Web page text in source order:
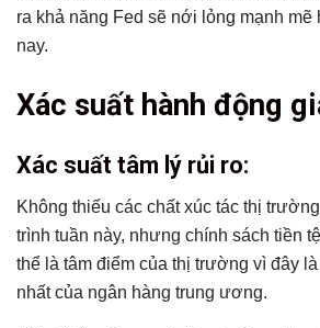
ra khả năng Fed sẽ nới lỏng mạnh mẽ
nay.
Xác suất hành động
Xác suất tâm lý rủi ro:
Không thiếu các chất xúc tác thị
trình tuần này, nhưng chính sách tiền
thể là tâm điểm của thị trường vì đây
nhất của ngân hàng trung ương.